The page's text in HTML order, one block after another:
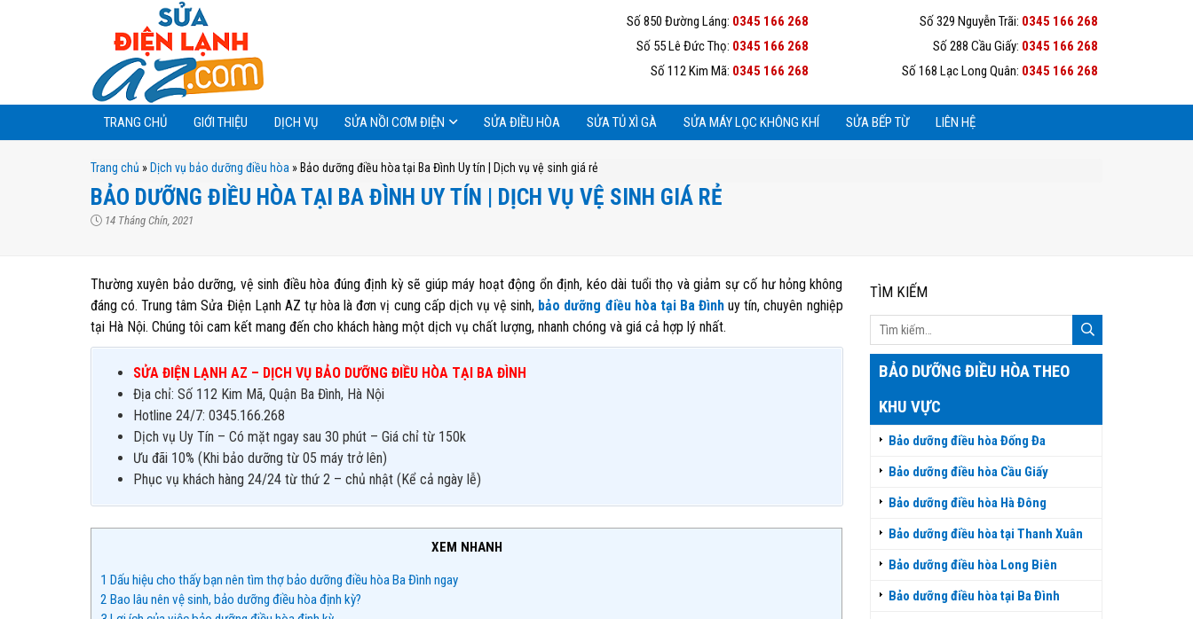
Số 850 Đường Láng: 0345 166 268 Số 329 Nguyễn Trãi: 0345 166 268
Số 55 Lê Đức Thọ: 0345 166 268 Số 288 Cầu Giấy: 0345 166 268
Số 112 Kim Mã: 0345 166 268 Số 168 Lạc Long Quân: 0345 166 268
TRANG CHỦ GIỚI THIỆU DỊCH VỤ SỬA NỒI CƠM ĐIỆN SỬA ĐIỀU HÒA SỬA TỦ XÌ GÀ SỬA MÁY LỌC KHÔNG KHÍ SỬA BẾP TỪ LIÊN HỆ
Trang chủ » Dịch vụ bảo dưỡng điều hòa » Bảo dưỡng điều hòa tại Ba Đình Uy tín | Dịch vụ vệ sinh giá rẻ
BẢO DƯỠNG ĐIỀU HÒA TẠI BA ĐÌNH UY TÍN | DỊCH VỤ VỆ SINH GIÁ RẺ
14 Tháng Chín, 2021
Thường xuyên bảo dưỡng, vệ sinh điều hòa đúng định kỳ sẽ giúp máy hoạt động ổn định, kéo dài tuổi thọ và giảm sự cố hư hỏng không
đáng có. Trung tâm Sửa Điện Lạnh AZ tự hòa là đơn vị cung cấp dịch vụ vệ sinh, bảo dưỡng điều hòa tại Ba Đình uy tín, chuyên nghiệp
tại Hà Nội. Chúng tôi cam kết mang đến cho khách hàng một dịch vụ chất lượng, nhanh chóng và giá cả hợp lý nhất.
SỬA ĐIỆN LẠNH AZ – DỊCH VỤ BẢO DƯỠNG ĐIỀU HÒA TẠI BA ĐÌNH
Địa chỉ: Số 112 Kim Mã, Quận Ba Đình, Hà Nội
Hotline 24/7: 0345.166.268
Dịch vụ Uy Tín – Có mặt ngay sau 30 phút – Giá chỉ từ 150k
Ưu đãi 10% (Khi bảo dưỡng từ 05 máy trở lên)
Phục vụ khách hàng 24/24 từ thứ 2 – chủ nhật (Kể cả ngày lễ)
XEM NHANH
1 Dấu hiệu cho thấy bạn nên tìm thợ bảo dưỡng điều hòa Ba Đình ngay
2 Bao lâu nên vệ sinh, bảo dưỡng điều hòa định kỳ?
TÌM KIẾM
BẢO DƯỠNG ĐIỀU HÒA THEO
KHU VỰC
Bảo dưỡng điều hòa Đống Đa
Bảo dưỡng điều hòa Cầu Giấy
Bảo dưỡng điều hòa Hà Đông
Bảo dưỡng điều hòa tại Thanh Xuân
Bảo dưỡng điều hòa Long Biên
Bảo dưỡng điều hòa tại Ba Đình